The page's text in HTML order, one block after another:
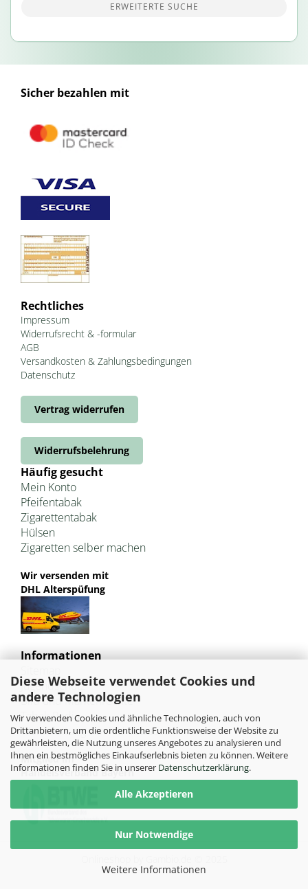
Diese Webseite verwendet Cookies und
andere Technologien
Wir verwenden Cookies und ähnliche Technologien, auch von
Drittanbietern, um die ordentliche Funktionsweise der Website zu
gewährleisten, die Nutzung unseres Angebotes zu analysieren und
Ihnen ein bestmögliches Einkaufserlebnis bieten zu können. Weitere
Informationen finden Sie in unserer Datenschutzerklärung.
Alle Akzeptieren
Nur Notwendige
Weitere Informationen
ERWEITERTE SUCHE
Sicher bezahlen mit
Rechtliches
Impressum
Widerrufsrecht & -formular
AGB
Versandkosten & Zahlungsbedingungen
Datenschutz
Vertrag widerrufen
Widerrufsbelehrung
Häufig gesucht
Mein Konto
Pfeifentabak
Zigarettentabak
Hülsen
Zigaretten selber machen
Wir versenden mit
DHL Alterspüfung
Informationen
Jugendschutz
Bild und Markenrechte
Tabak Pedia
Weiterleitung von HU-Tobacco
Mitglied im
Handelsverband Bayern